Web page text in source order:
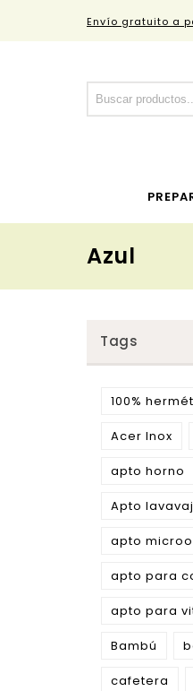
Envío gratuito a
Azul
Tags
100%
Acer Inox
apto horno
Apto
apto
apto para
apto para
Bambú
cafetera